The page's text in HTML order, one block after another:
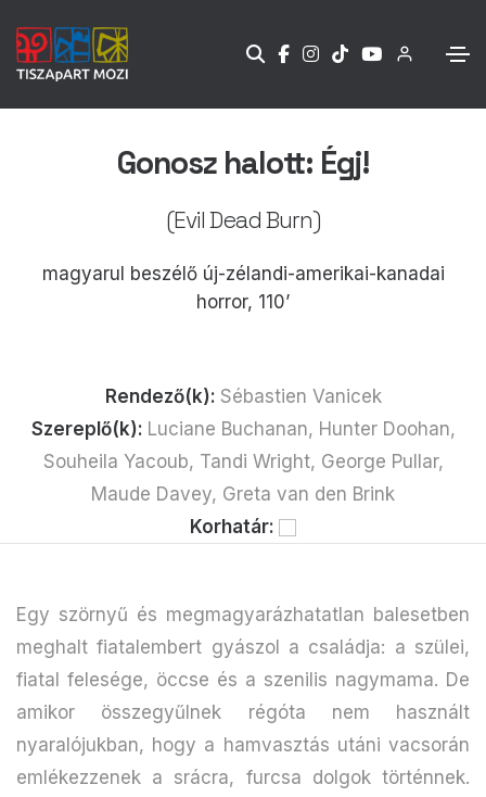
Gonosz halott: Égj!
(Evil Dead Burn)
magyarul beszélő új-zélandi-amerikai-kanadai
horror, 110’
Rendező(k): Sébastien Vanicek
Szereplő(k): Luciane Buchanan, Hunter Doohan,
Souheila Yacoub, Tandi Wright, George Pullar,
Maude Davey, Greta van den Brink
Korhatár:
Egy szörnyű és megmagyarázhatatlan balesetben
meghalt fiatalembert gyászol a családja: a szülei,
fiatal felesége, öccse és a szenilis nagymama. De
amikor összegyűlnek régóta nem használt
nyaralójukban, hogy a hamvasztás utáni vacsorán
emlékezzenek a srácra, furcsa dolgok történnek.